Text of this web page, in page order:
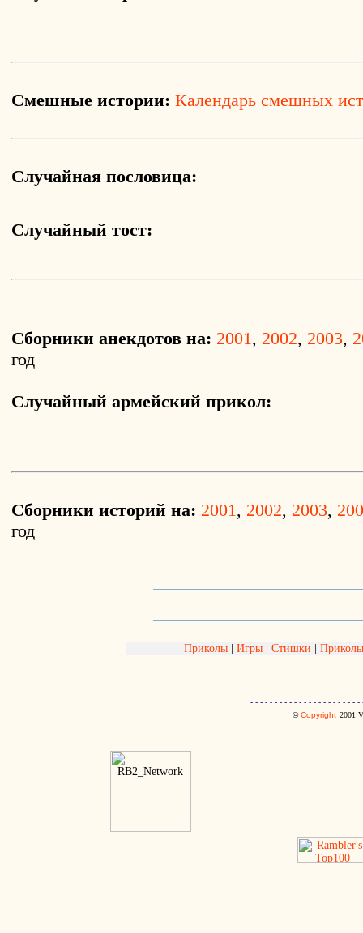
Смешные истории: Календарь смешных
Случайная пословица:
Случайный тост:
Сборники анекдотов на: 2001, 2002, 2003,
год
Случайный армейский прикол:
Сборники историй на: 2001, 2002, 2003,
год
Приколы Игры Стишки
- - - - - - - - - - - - - - - - - - - - - -
©Copyright 2001